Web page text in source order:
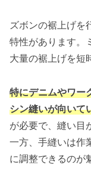
ズボンの裾上げを
特性があります。
大量の裾上げを短
特にデニムやワー
シン縫いが向いて
が必要で、縫い目
一方、手縫いは作
に調整できるのが